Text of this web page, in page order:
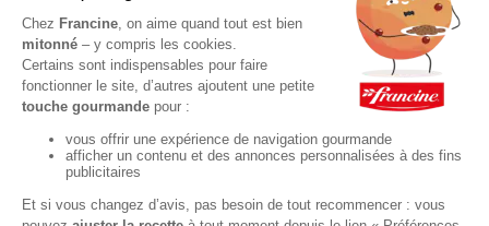
Pour votre santé, pratiquez une activité physique régulière. Plus
d’infos sur www.mangerbouger.fr